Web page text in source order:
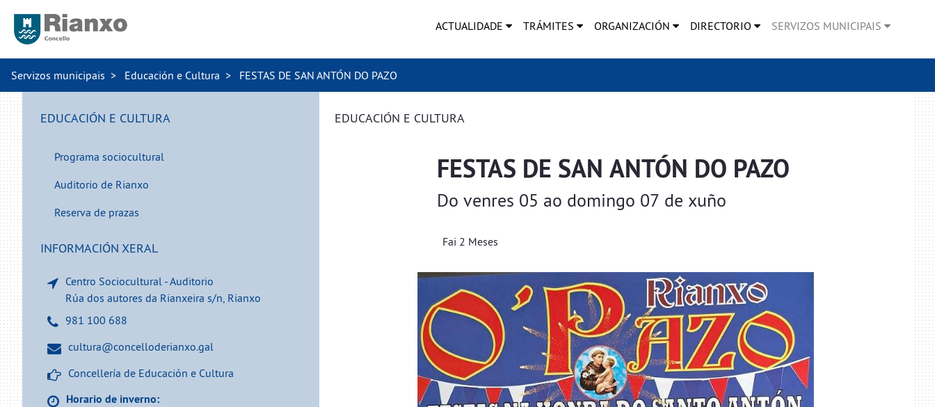
ACTUALIDADE TRÁMITES ORGANIZACIÓN DIRECTORIO SERVIZOS MUNICIPAIS
Servizos municipais Educación e Cultura FESTAS DE SAN ANTÓN DO PAZO
EDUCACIÓN E CULTURA
Programa sociocultural
Auditorio de Rianxo
Reserva de prazas
INFORMACIÓN XERAL
Centro Sociocultural - Auditorio
Rúa dos autores da Rianxeira s/n, Rianxo
981 100 688
cultura@concelloderianxo.gal
Concellería de Educación e Cultura
Horario de inverno:
EDUCACIÓN E CULTURA
FESTAS DE SAN ANTÓN DO PAZO
Do venres 05 ao domingo 07 de xuño
Fai 2 Meses